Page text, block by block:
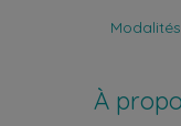
À